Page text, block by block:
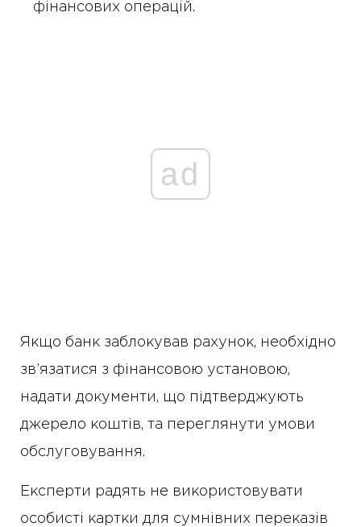
фінансових операцій.
ad
Якщо банк заблокував рахунок, необхідно
зв’язатися з фінансовою установою,
надати документи, що підтверджують
джерело коштів, та переглянути умови
обслуговування.
Експерти радять не використовувати
особисті картки для сумнівних переказів